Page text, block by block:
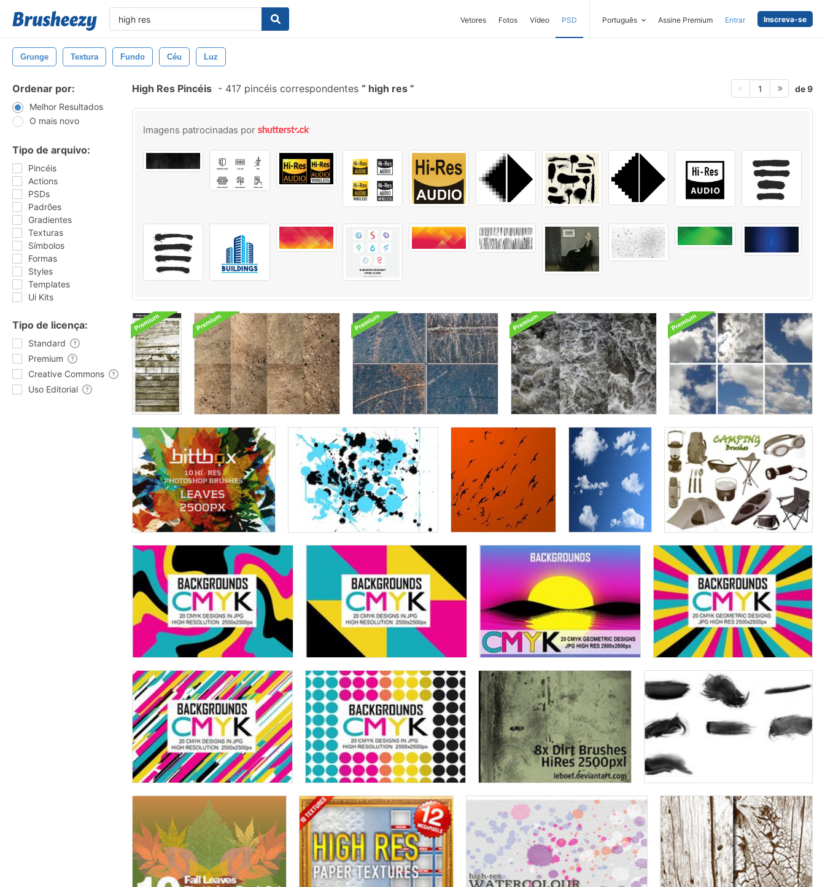
Vetores Fotos Vídeo PSD Português Assine Premium Entrar Inscreva-se
Grunge Textura Fundo Céu Luz
Ordenar por:
Melhor Resultados
O mais novo
Tipo de arquivo:
Pincéis
Actions
PSDs
Padrões
Gradientes
Texturas
Símbolos
Formas
Styles
Templates
Ui Kits
Tipo de licença:
Standard
Premium
Creative Commons
Uso Editorial
High Res Pincéis - 417 pincéis correspondentes high res 1 de 9
Imagens patrocinadas por